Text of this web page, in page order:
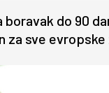
do 90
za sve